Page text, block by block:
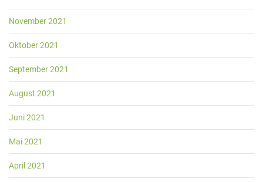
November 2021
Oktober 2021
September 2021
August 2021
Juni 2021
Mai 2021
April 2021